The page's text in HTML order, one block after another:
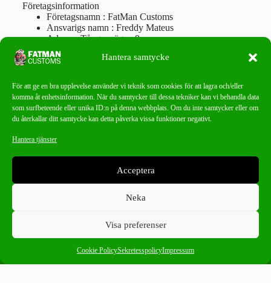
Hantera samtycke
För att ge en bra upplevelse använder vi teknik som cookies för att lagra och/eller
komma åt enhetsinformation. När du samtycker till dessa tekniker kan vi behandla data
som surfbeteende eller unika ID:n på denna webbplats. Om du inte samtycker eller om
du återkallar ditt samtycke kan detta påverka vissa funktioner negativt.
Hantera tjänster
Acceptera
Neka
Visa preferenser
Cookie PolicySekretesspolicyImpressum
Företagsinformation
Företagsnamn : FatMan Customs
Ansvarigs namn : Freddy Mateus
Adress : Tångenvägen 9
Postnr : 417 46 Göteborg
Tel : 0762919666
info@fatmancustoms.se
Mån – Fre 10:00 – 18:00
Lör -11:00 – 15:00
Missa aldrig ett bra erbjudande!